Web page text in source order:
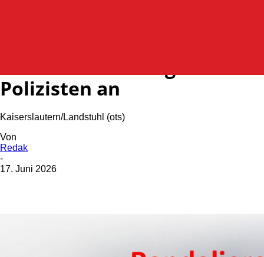
Polizisten an
Kaiserslautern/Landstuhl (ots)
Von
Redak
-
17. Juni 2026